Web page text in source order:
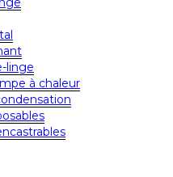
linge
à chaleur